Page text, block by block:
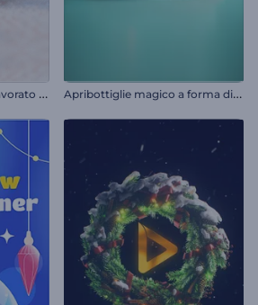
I
ntroduzione al Natale lavorato a maglia A
pribottiglie magico a forma di palla di neve